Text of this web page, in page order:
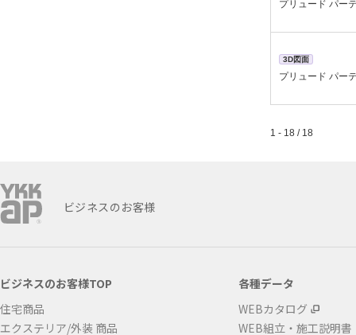
プリュード パー
3D図面
プリュード パー
1 - 18 / 18
ビジネスのお客様
ビジネスのお客様TOP
住宅商品
エクステリア/外装 商品
各種データ
WEBカタログ
WEB組立・施工説明書